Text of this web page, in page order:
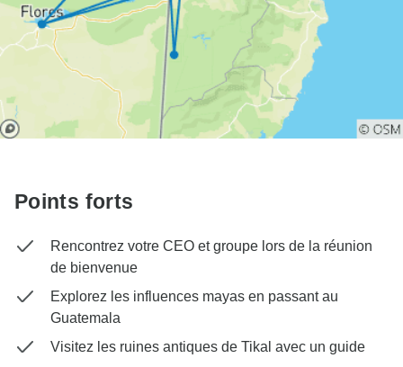
Points forts
Rencontrez votre CEO et groupe lors de la réunion
de bienvenue
Explorez les influences mayas en passant au
Guatemala
Visitez les ruines antiques de Tikal avec un guide